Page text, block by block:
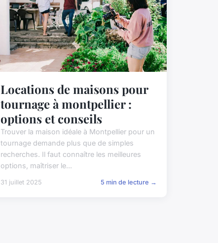
Locations de maisons pour
tournage à montpellier :
options et conseils
Trouver la maison idéale à Montpellier pour un
tournage demande plus que de simples
recherches. Il faut connaître les meilleures
options, maîtriser le...
31 juillet 2025 5 min de lecture →